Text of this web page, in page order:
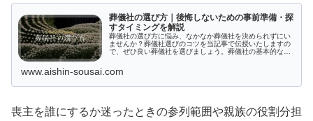
葬儀社の選び方｜後悔しないための事前準備・探
すタイミングを解説
葬儀社の選び方に悩み、なかなか葬儀社を決められずにい
ませんか？葬儀社選びのコツを当記事で伝授いたしますの
で、ぜひ良い葬儀社を選びましょう。葬儀社の基本的な選
うな情報を盛り込みました。
www.aishin-sousai.com
喪主を誰にするか迷ったときの参列範囲や親族の役割分担